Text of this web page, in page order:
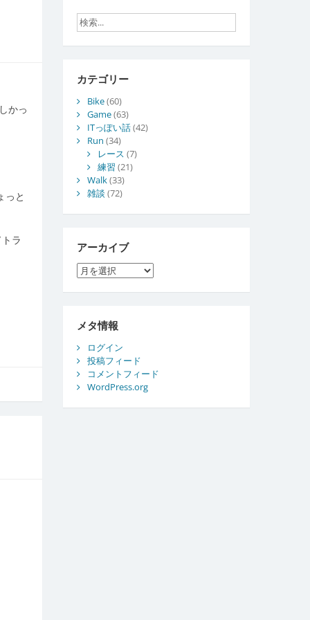
かっ
っと
ラ
カテゴリー
Bike(60)
Game(63)
ITっぽい話(42)
Run (34)
レース (7)
練習 (21)
Walk(33)
雑談 (72)
アーカイブ
ア
ー
カ
ブ
メタ情報
ログイン
投稿フィード
コメントフィード
WordPress.org